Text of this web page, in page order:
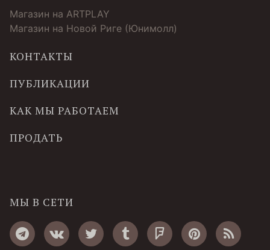
Магазин на ARTPLAY
Магазин на Новой Риге (Юнимолл)
КОНТАКТЫ
ПУБЛИКАЦИИ
КАК МЫ РАБОТАЕМ
ПРОДАТЬ
МЫ В СЕТИ